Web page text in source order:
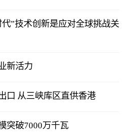
”技术创新是应对全球挑战关
新活力
口 从三峡库区直供香港
突破7000万千瓦